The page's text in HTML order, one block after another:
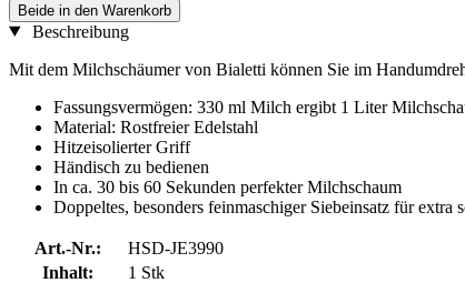
Beide in den Warenkorb
Beschreibung
Mit dem Milchschäumer von Bialetti können Sie im
Fassungsvermögen: 330 ml Milch ergibt 1 Liter
Material: Rostfreier Edelstahl
Hitzeisolierter Griff
Händisch zu bedienen
In ca. 30 bis 60 Sekunden perfekter Milchschaum
Doppeltes, besonders feinmaschiger Siebeinsatz für extra
Art.-Nr.:
HSD-JE3990
Inhalt:
1 Stk